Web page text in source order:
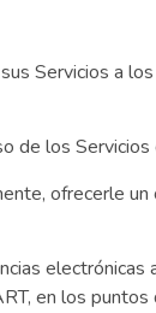
Servicios a
de los
ofrecerle
electrónicas
en los puntos